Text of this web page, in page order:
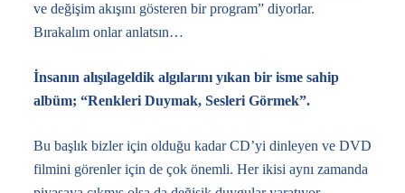
ve değişim akışını gösteren bir program” diyorlar.
Bırakalım onlar anlatsın…
İnsanın alışılageldik algılarını yıkan bir isme sahip
albüm; “Renkleri Duymak, Sesleri Görmek”.
Bu başlık bizler için olduğu kadar CD’yi dinleyen ve DVD
filmini görenler için de çok önemli. Her ikisi aynı zamanda